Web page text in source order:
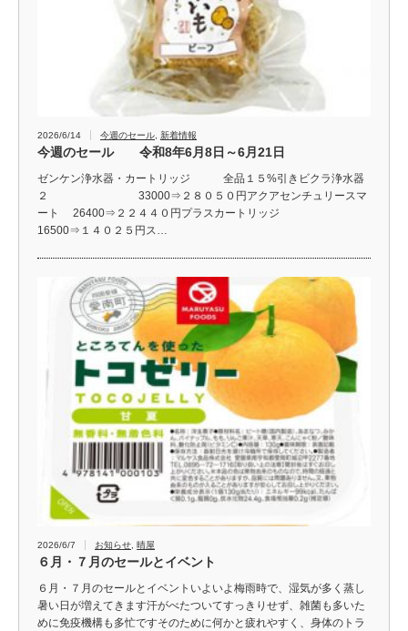
2026/6/14 今週のセール 新着情報
今週のセール 令和8年6月8日～6月21日
ゼンケン浄水器・カートリッジ 全品１５%引きビクラ浄水器
２ 33000⇒２８０５０円アクアセンチュリースマ
ート 26400⇒２２４４０円プラスカートリッジ
16500⇒１４０２５円ス…
2026/6/7 お知らせ, 晴屋
６月・７月のセールとイベント
６月・７月のセールとイベントいよいよ梅雨時で、湿気が多く蒸し
暑い日が増えてきます汗がべたついてすっきりせず、雑菌も多いた
めに免疫機構も多忙ですそのために何かと疲れやすく、身体のトラ